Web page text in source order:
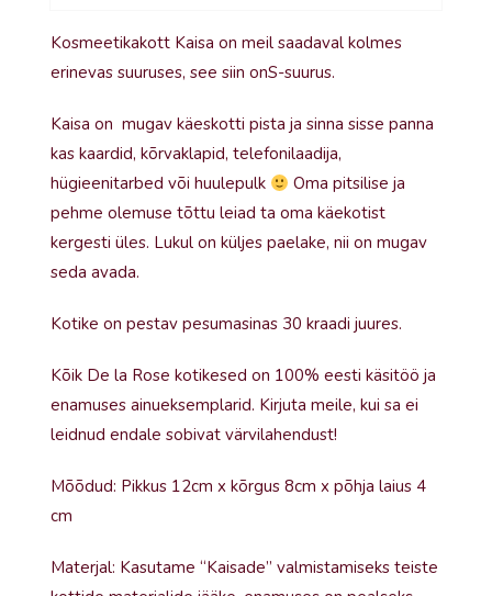
Kosmeetikakott Kaisa on meil saadaval kolmes
erinevas suuruses, see siin onS-suurus.
Kaisa on mugav käeskotti pista ja sinna sisse panna
kas kaardid, kõrvaklapid, telefonilaadija,
hügieenitarbed või huulepulk
Oma pitsilise ja
pehme olemuse tõttu leiad ta oma käekotist
kergesti üles. Lukul on küljes paelake, nii on mugav
seda avada.
Kotike on pestav pesumasinas 30 kraadi juures.
Kõik De la Rose kotikesed on 100% eesti käsitöö ja
enamuses ainueksemplarid. Kirjuta meile, kui sa ei
leidnud endale sobivat värvilahendust!
Mõõdud: Pikkus 12cm x kõrgus 8cm x põhja laius 4
cm
Materjal: Kasutame “Kaisade” valmistamiseks teiste